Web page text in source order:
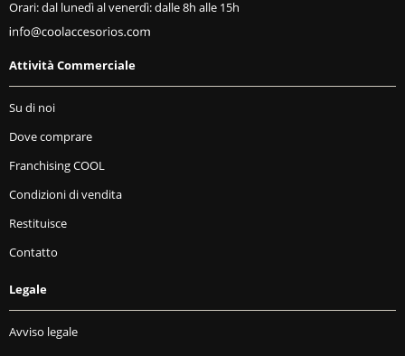
Orari: dal lunedì al venerdì: dalle 8h alle 15h
Attività Commerciale
Su di noi
Dove comprare
Franchising COOL
Condizioni di vendita
Restituisce
Contatto
Legale
Avviso legale